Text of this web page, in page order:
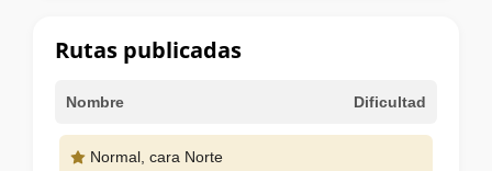
cumbre
Rutas publicadas
Nombre Dificultad
Normal, cara Norte